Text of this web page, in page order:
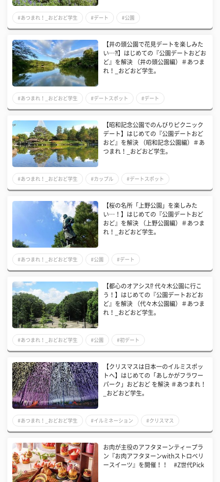
#あつまれ！_おどおど学生 #デート #公園
【井の頭公園で花見デートを楽しみた
い…⁈】はじめての『公園デートおどお
ど』を解決 （井の頭公園編）＃あつま
れ！_おどおど学生。
#あつまれ！_おどおど学生 #デートスポット #デート
【昭和記念公園でのんびりピクニック
デート】はじめての『公園デートおど
おど』を解決 （昭和記念公園編）＃あ
つまれ！_おどおど学生。
#あつまれ！_おどおど学生 #カップル #デートスポット
【桜の名所「上野公園」を楽しみた
い…！】はじめての『公園デートおど
おど』を解決 （上野公園編）＃あつま
れ！_おどおど学生。
#あつまれ！_おどおど学生 #公園 #デート
【都心のオアシス⁉ 代々木公園に行こ
う！】はじめての『公園デートおどお
ど』を解決 （代々木公園編）＃あつま
れ！_おどおど学生。
#あつまれ！_おどおど学生 #公園 #初デート
【クリスマスは日本一のイルミスポッ
トへ】はじめての「あしかがフラワー
パーク」おどおど を解決 ＃あつまれ！
_おどおど学生。
#あつまれ！_おどおど学生 #イルミネーション #クリスマス
お肉が主役のアフタヌーンティープラ
ン『お肉アフタヌーンwithストロベリ
ースイーツ』を開催！！ #Z世代Pick